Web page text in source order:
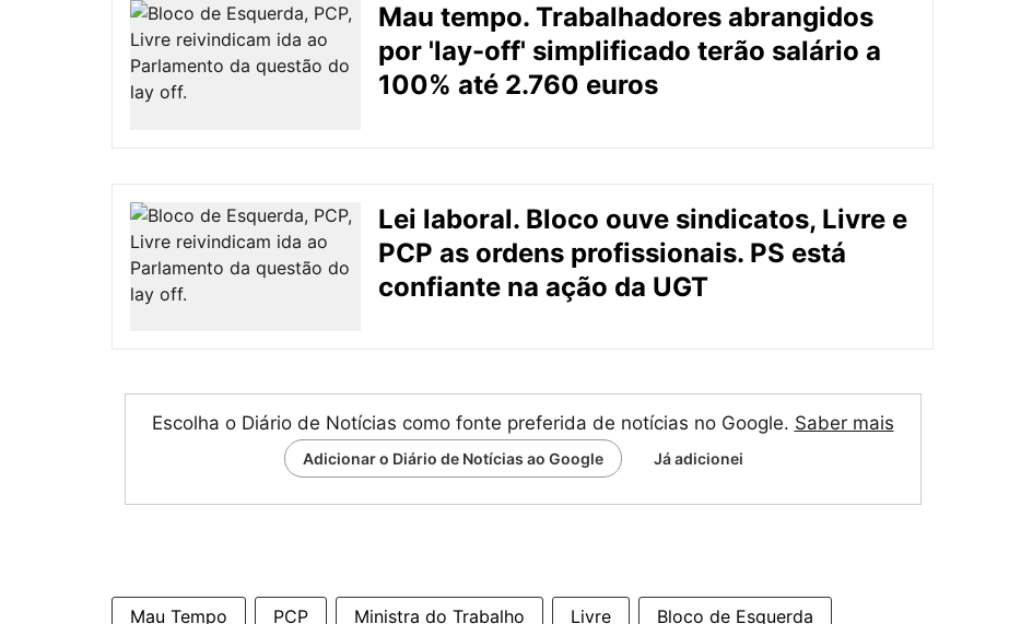
Mau tempo. Trabalhadores abrangidos
por 'lay-off' simplificado terão salário a
100% até 2.760 euros
Lei laboral. Bloco ouve sindicatos, Livre e
PCP as ordens profissionais. PS está
confiante na ação da UGT
Escolha o Diário de Notícias como fonte preferida de notícias no Google. Saber mais
Adicionar o Diário de Notícias ao Google Já adicionei
Mau Tempo PCP Ministra do Trabalho Livre Bloco de Esquerda